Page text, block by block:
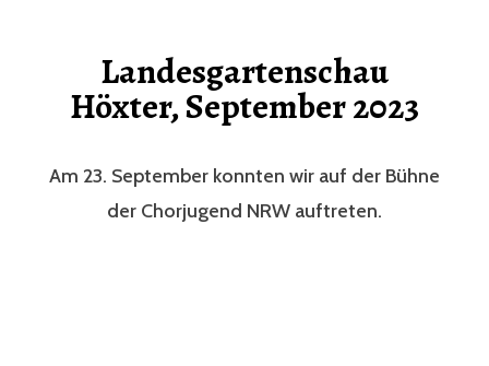
Landesgartenschau
Höxter, September 2023
Am 23. September konnten wir auf der Bühne
der Chorjugend NRW auftreten.